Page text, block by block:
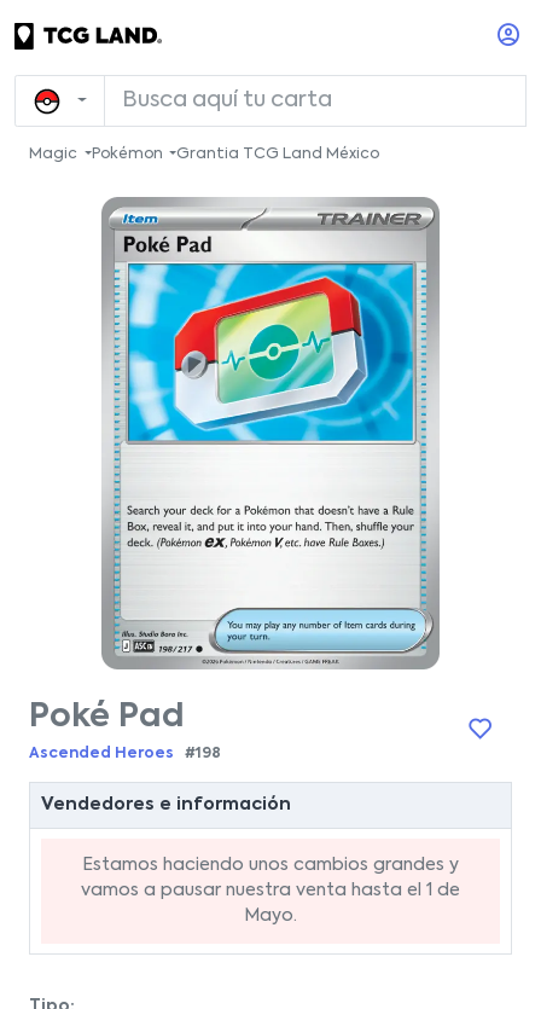
Magic Pokémon Grantia TCG Land México
Poké Pad
Ascended Heroes #198
Vendedores e información
Estamos haciendo unos cambios grandes y
vamos a pausar nuestra venta hasta el 1 de
Mayo.